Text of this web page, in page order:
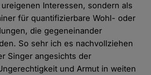
Interessen, sondern als
für quantifizierbare Wohl- oder
die gegeneinander
So sehr ich es nachvollziehen
Singer angesichts der
und Armut in weiten